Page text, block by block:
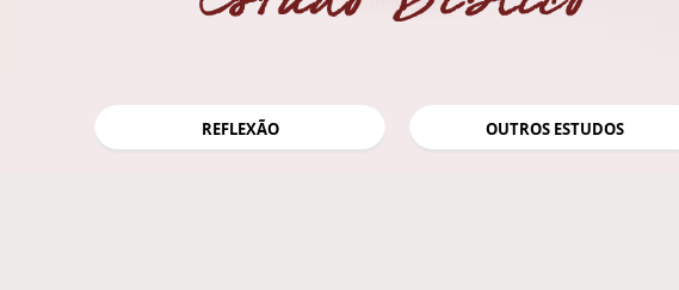
REFLEXÃO OUTROS ESTUDOS